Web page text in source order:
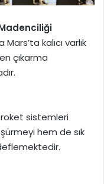
kalıcı varlık
çıkarma
roket sistemleri
hem de sık